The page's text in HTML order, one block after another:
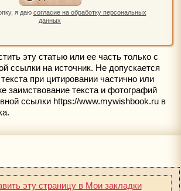
я даю согласие на обработку персональных
данных
эту статью или ее часть только с
ссылки на источник. Не допускается
при цитировании частично или
заимствование текста и фотографий
ссылки https://www.mywishbook.ru в
эту страницу в Мои закладки